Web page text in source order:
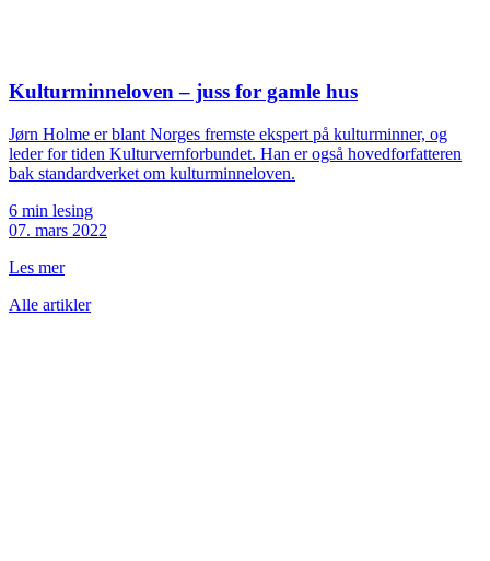
Kulturminneloven – juss for gamle hus
Jørn Holme er blant Norges fremste ekspert på kulturminner, og
leder for tiden Kulturvernforbundet. Han er også hovedforfatteren
bak standardverket om kulturminneloven.
6 min lesing
07. mars 2022
Les mer
Alle artikler